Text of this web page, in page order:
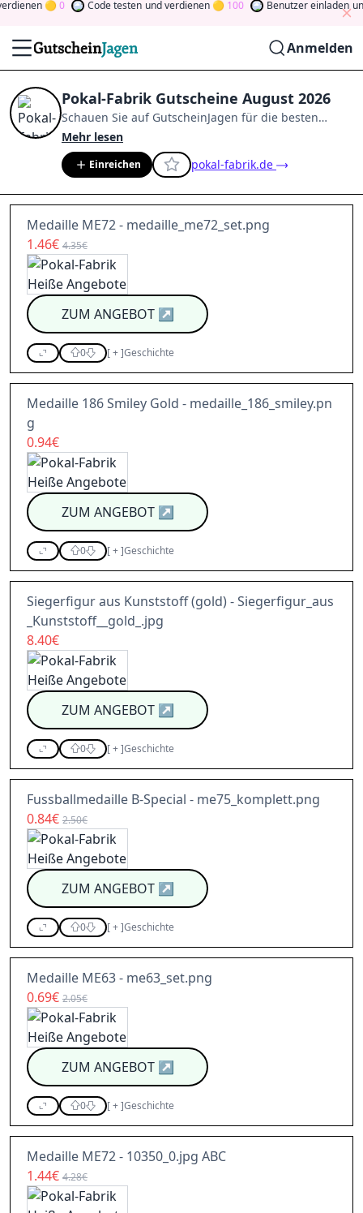
0 Code testen und verdienen 100 Benutzer einladen und
Anmelden
Pokal-Fabrik Gutscheine August 2026
Schauen Sie auf GutscheinJagen für die besten
Pokal-Fabrik
Mitglied der Community
indem Sie durch Abstimmen, Testen, Teilen und
mehr beitragen.
Drehen Sie den Glücksklee
gewinnen Sie Geld
Mehr lesen
Einreichen pokal-fabrik.de
Medaille ME72 - medaille_me72_set.png
1.46€ 4.35€
ZUM ANGEBOT↗
0 [+]Geschichte
Medaille 186 Smiley Gold - medaille_186_smiley.pn
g
0.94€
ZUM ANGEBOT↗
0 [+]Geschichte
Siegerfigur aus Kunststoff (gold) - Siegerfigur_aus
_Kunststoff__gold_.jpg
8.40€
ZUM ANGEBOT↗
0 [+]Geschichte
Fussballmedaille B-Special - me75_komplett.png
0.84€ 2.50€
ZUM ANGEBOT↗
0 [+]Geschichte
Medaille ME63 - me63_set.png
0.69€ 2.05€
ZUM ANGEBOT↗
0 [+]Geschichte
Medaille ME72 - 10350_0.jpg ABC
1.44€ 4.28€